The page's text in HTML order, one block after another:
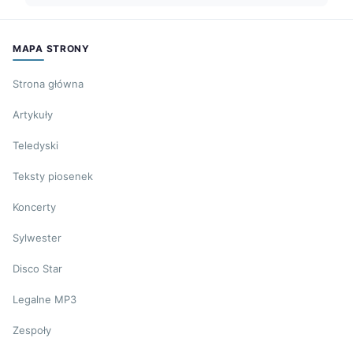
MAPA STRONY
Strona główna
Artykuły
Teledyski
Teksty piosenek
Koncerty
Sylwester
Disco Star
Legalne MP3
Zespoły